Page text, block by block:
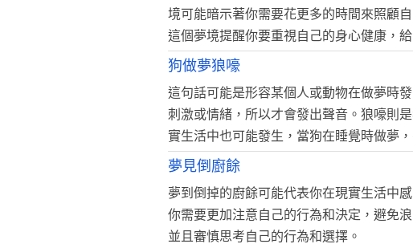
境可能暗示著你需要花更多的時間來照顧
這個夢境提醒你要重視自己的身心健康，
狗做夢狼嚎
這句話可能是形容某個人或動物在做夢時
刺激或情緒，所以才會發出聲音。狼嚎則
實生活中也可能發生，當狗在睡覺時做夢
夢見倒廚餘
夢到倒掉的廚餘可能代表你在現實生活中
你需要更加注意自己的行為和決定，避免
並且審慎思考自己的行為和選擇。